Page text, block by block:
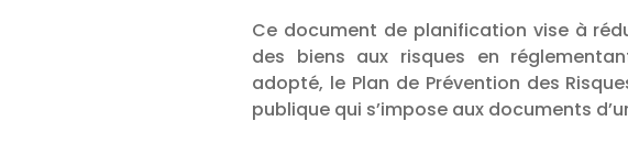
Ce document de planification vise à
des biens aux risques en
adopté, le Plan de Prévention des
publique qui s’impose aux documents